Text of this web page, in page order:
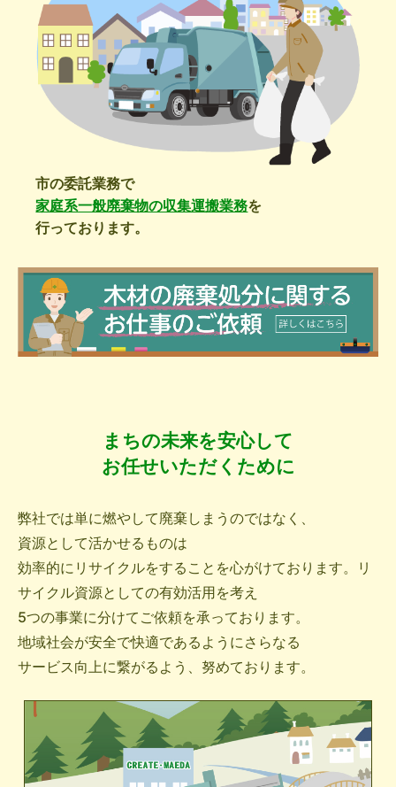
市の委託業務で
家庭系一般廃棄物の収集運搬業務を
行っております。
まちの未来を安心して
お任せいただくために
弊社では単に燃やして廃棄しまうのではなく、
資源として活かせるものは
効率的にリサイクルをすることを心がけております。リ
サイクル資源としての有効活用を考え
5つの事業に分けてご依頼を承っております。
地域社会が安全で快適であるようにさらなる
サービス向上に繋がるよう、努めております。